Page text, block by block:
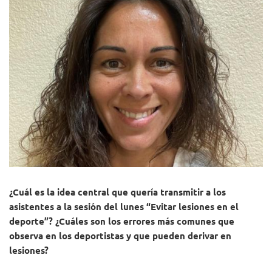
¿Cuál es la idea central que quería transmitir a los
asistentes a la sesión del lunes “Evitar lesiones en el
deporte”? ¿Cuáles son los errores más comunes que
observa en los deportistas y que pueden derivar en
lesiones?